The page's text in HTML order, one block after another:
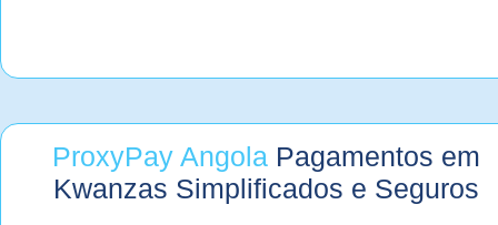
ProxyPay Angola Pagamentos em
Kwanzas Simplificados e Seguros